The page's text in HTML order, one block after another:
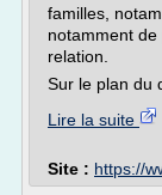
familles,
notamment
relation.
Sur le plan du
Lire la suite
Site : https://